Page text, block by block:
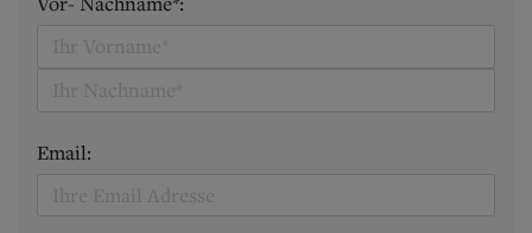
Email: